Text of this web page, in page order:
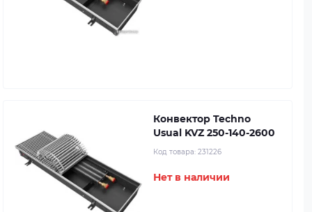
Конвектор Techno
Usual KVZ 250-140-2600
Код товара: 231226
Нет в наличии